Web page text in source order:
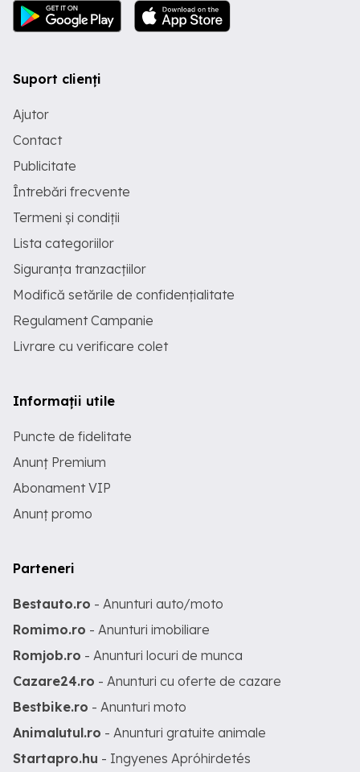
Suport clienți
Ajutor
Contact
Publicitate
Întrebări frecvente
Termeni și condiții
Lista categoriilor
Siguranța tranzacțiilor
Modifică setările de confidențialitate
Regulament Campanie
Livrare cu verificare colet
Informații utile
Puncte de fidelitate
Anunț Premium
Abonament VIP
Anunț promo
Parteneri
Bestauto.ro - Anunturi auto/moto
Romimo.ro - Anunturi imobiliare
Romjob.ro - Anunturi locuri de munca
Cazare24.ro - Anunturi cu oferte de cazare
Bestbike.ro - Anunturi moto
Animalutul.ro - Anunturi gratuite animale
Startapro.hu - Ingyenes Apróhirdetés